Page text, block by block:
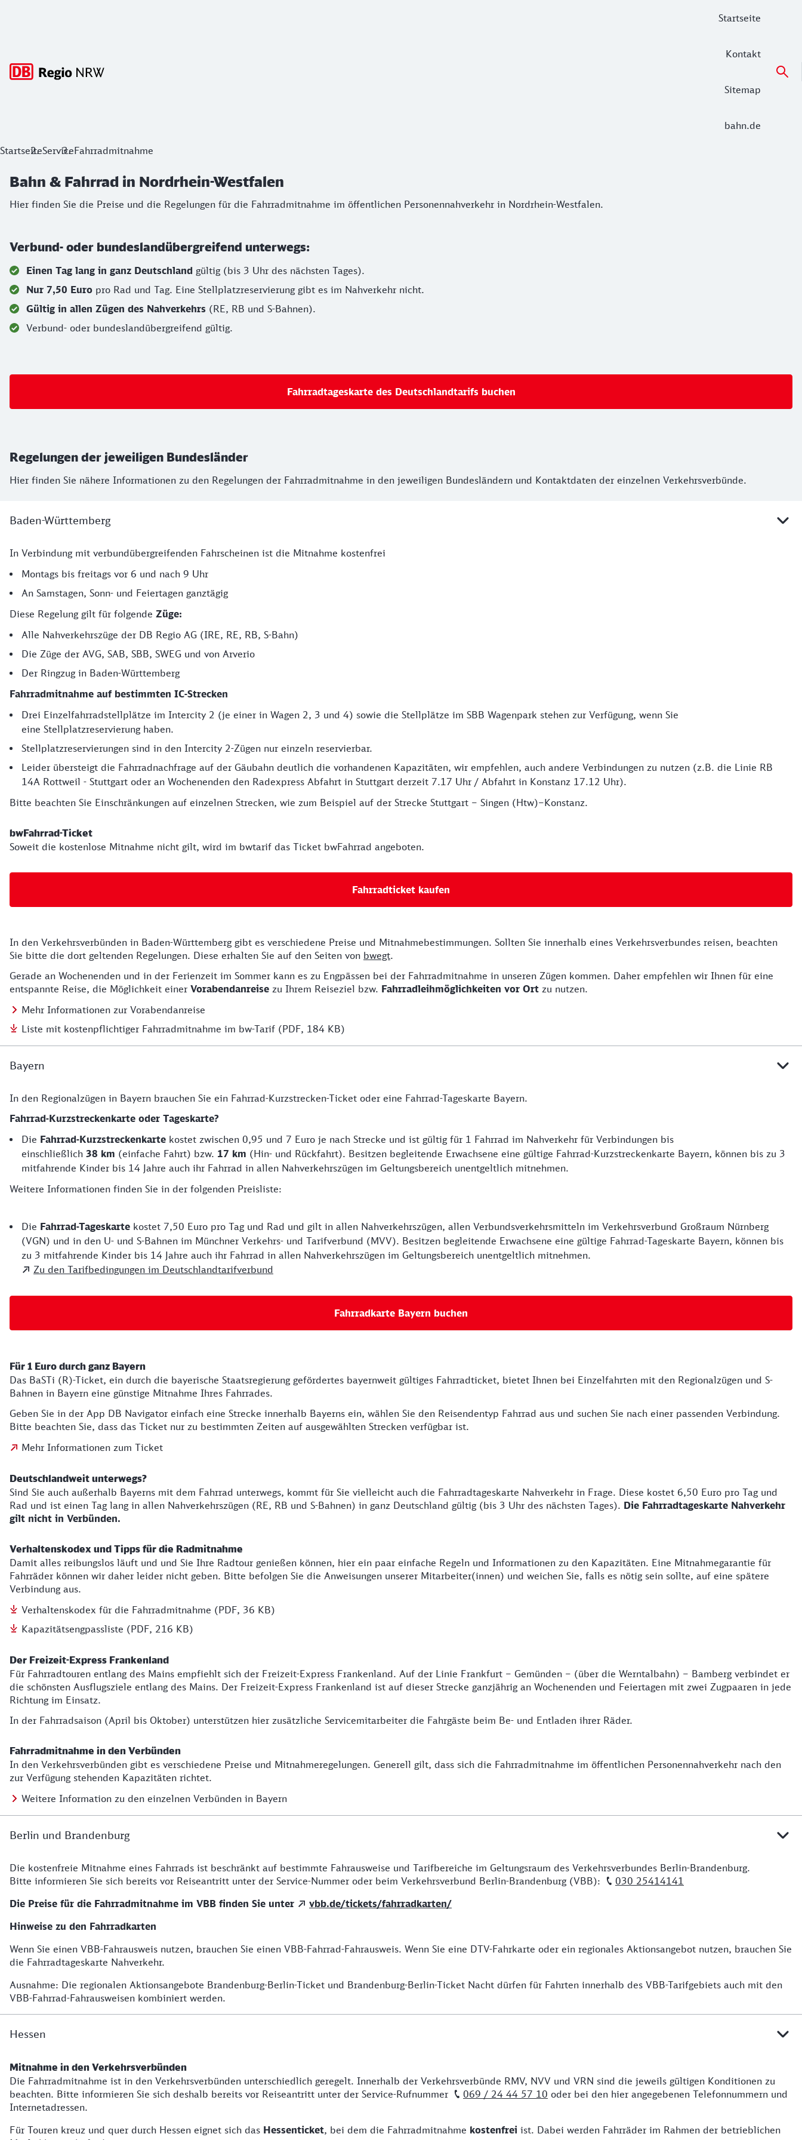
Startseite
Kontakt
Sitemap
bahn.de
Bahn & Fahrrad in Nordrhein-Westfalen
StartseiteServiceFahrradmitnahme
Bahn & Fahrrad in Nordrhein-Westfalen
Hier finden Sie die Preise und die Regelungen für die Fahrradmitnahme im öffentlichen Personennahverkehr in Nordrhein-Westfalen.
Verbund- oder bundeslandübergreifend unterwegs:
Einen Tag lang in ganz Deutschland gültig (bis 3 Uhr des nächsten Tages).
Nur 7,50 Euro pro Rad und Tag. Eine Stellplatzreservierung gibt es im Nahverkehr nicht.
Gültig in allen Zügen des Nahverkehrs (RE, RB und S-Bahnen).
Verbund- oder bundeslandübergreifend gültig.
Fahrradtageskarte des Deutschlandtarifs buchen
Regelungen der jeweiligen Bundesländer
Hier finden Sie nähere Informationen zu den Regelungen der Fahrradmitnahme in den jeweiligen Bundesländern und Kontaktdaten der einzelnen Verkehrsverbünde.
Baden-Württemberg
Details zur Fahrradmitnahme in Baden-Württemberg
In Verbindung mit verbundübergreifenden Fahrscheinen ist die Mitnahme kostenfrei
Montags bis freitags vor 6 und nach 9 Uhr
An Samstagen, Sonn- und Feiertagen ganztägig
Diese Regelung gilt für folgende Züge:
Alle Nahverkehrszüge der DB Regio AG (IRE, RE, RB, S-Bahn)
Die Züge der AVG, SAB, SBB, SWEG und von Arverio
Der Ringzug in Baden-Württemberg
Fahrradmitnahme auf bestimmten IC-Strecken
Drei Einzelfahrradstellplätze im Intercity 2 (je einer in Wagen 2, 3 und 4) sowie die Stellplätze im SBB Wagenpark stehen zur Verfügung, wenn Sie
eine Stellplatzreservierung haben.
Stellplatzreservierungen sind in den Intercity 2-Zügen nur einzeln reservierbar.
Leider übersteigt die Fahrradnachfrage auf der Gäubahn deutlich die vorhandenen Kapazitäten, wir empfehlen, auch andere Verbindungen zu nutzen (z.B. die Linie RB
14A Rottweil - Stuttgart oder an Wochenenden den Radexpress Abfahrt in Stuttgart derzeit 7.17 Uhr / Abfahrt in Konstanz 17.12 Uhr).
Bitte beachten Sie Einschränkungen auf einzelnen Strecken, wie zum Beispiel auf der Strecke Stuttgart – Singen (Htw)–Konstanz.
​​​​​​​bwFahrrad-Ticket
Soweit die kostenlose Mitnahme nicht gilt, wird im bwtarif das Ticket bwFahrrad angeboten.
Fahrradticket kaufen
Alle Infos
In den Verkehrsverbünden in Baden-Württemberg gibt es verschiedene Preise und Mitnahmebestimmungen. Sollten Sie innerhalb eines Verkehrsverbundes reisen, beachten
Sie bitte die dort geltenden Regelungen. Diese erhalten Sie auf den Seiten von bwegt.
Gerade an Wochenenden und in der Ferienzeit im Sommer kann es zu Engpässen bei der Fahrradmitnahme in unseren Zügen kommen. Daher empfehlen wir Ihnen für eine
entspannte Reise, die Möglichkeit einer Vorabendanreise zu Ihrem Reiseziel bzw. Fahrradleihmöglichkeiten vor Ort zu nutzen.
Mehr Informationen zur Vorabendanreise
Liste mit kostenpflichtiger Fahrradmitnahme im bw-Tarif (PDF, 184 KB)
Bayern
Zur Fahrradmitnahme in Bayern
In den Regionalzügen in Bayern brauchen Sie ein Fahrrad-Kurzstrecken-Ticket oder eine Fahrrad-Tageskarte Bayern.
Fahrrad-Kurzstreckenkarte oder Tageskarte?
Die Fahrrad-Kurzstreckenkarte kostet zwischen 0,95 und 7 Euro je nach Strecke und ist gültig für 1 Fahrrad im Nahverkehr für Verbindungen bis
einschließlich 38 km (einfache Fahrt) bzw. 17 km (Hin- und Rückfahrt). Besitzen begleitende Erwachsene eine gültige Fahrrad-Kurzstreckenkarte Bayern, können bis zu 3
mitfahrende Kinder bis 14 Jahre auch ihr Fahrrad in allen Nahverkehrszügen im Geltungsbereich unentgeltlich mitnehmen.
Weitere Informationen finden Sie in der folgenden Preisliste:
Fahrrad-Tageskarte
Die Fahrrad-Tageskarte kostet 7,50 Euro pro Tag und Rad und gilt in allen Nahverkehrszügen, allen Verbundsverkehrsmitteln im Verkehrsverbund Großraum Nürnberg
(VGN) und in den U- und S-Bahnen im Münchner Verkehrs- und Tarifverbund (MVV). Besitzen begleitende Erwachsene eine gültige Fahrrad-Tageskarte Bayern, können bis
zu 3 mitfahrende Kinder bis 14 Jahre auch ihr Fahrrad in allen Nahverkehrszügen im Geltungsbereich unentgeltlich mitnehmen.
Zu den Tarifbedingungen im Deutschlandtarifverbund
Fahrradkarte Bayern buchen
Für 1 Euro durch ganz Bayern
Das BaSTi (R)-Ticket, ein durch die bayerische Staatsregierung gefördertes bayernweit gültiges Fahrradticket, bietet Ihnen bei Einzelfahrten mit den Regionalzügen und S-
Bahnen in Bayern eine günstige Mitnahme Ihres Fahrrades.
Geben Sie in der App DB Navigator einfach eine Strecke innerhalb Bayerns ein, wählen Sie den Reisendentyp Fahrrad aus und suchen Sie nach einer passenden Verbindung.
Bitte beachten Sie, dass das Ticket nur zu bestimmten Zeiten auf ausgewählten Strecken verfügbar ist.
Mehr Informationen zum Ticket
Deutschlandweit unterwegs?
Sind Sie auch außerhalb Bayerns mit dem Fahrrad unterwegs, kommt für Sie vielleicht auch die Fahrradtageskarte Nahverkehr in Frage. Diese kostet 6,50 Euro pro Tag und
Rad und ist einen Tag lang in allen Nahverkehrszügen (RE, RB und S-Bahnen) in ganz Deutschland gültig (bis 3 Uhr des nächsten Tages). Die Fahrradtageskarte Nahverkehr
gilt nicht in Verbünden.
Verhaltenskodex und Tipps für die Radmitnahme
Damit alles reibungslos läuft und und Sie Ihre Radtour genießen können, hier ein paar einfache Regeln und Informationen zu den Kapazitäten. Eine Mitnahmegarantie für
Fahrräder können wir daher leider nicht geben. Bitte befolgen Sie die Anweisungen unserer Mitarbeiter(innen) und weichen Sie, falls es nötig sein sollte, auf eine spätere
Verbindung aus.
Verhaltenskodex für die Fahrradmitnahme (PDF, 36 KB)
Kapazitätsengpassliste (PDF, 216 KB)
Der Freizeit-Express Frankenland
Für Fahrradtouren entlang des Mains empfiehlt sich der Freizeit-Express Frankenland. Auf der Linie Frankfurt – Gemünden – (über die Werntalbahn) – Bamberg verbindet er
die schönsten Ausflugsziele entlang des Mains. Der Freizeit-Express Frankenland ist auf dieser Strecke ganzjährig an Wochenenden und Feiertagen mit zwei Zugpaaren in jede
Richtung im Einsatz.
In der Fahrradsaison (April bis Oktober) unterstützen hier zusätzliche Servicemitarbeiter die Fahrgäste beim Be- und Entladen ihrer Räder.
Fahrradmitnahme in den Verbünden
In den Verkehrsverbünden gibt es verschiedene Preise und Mitnahmeregelungen. Generell gilt, dass sich die Fahrradmitnahme im öffentlichen Personennahverkehr nach den
zur Verfügung stehenden Kapazitäten richtet.
Weitere Information zu den einzelnen Verbünden in Bayern
Berlin und Brandenburg
Fahrradmitnahme in Berlin und Brandenburg
Die kostenfreie Mitnahme eines Fahrrads ist beschränkt auf bestimmte Fahrausweise und Tarifbereiche im Geltungsraum des Verkehrsverbundes Berlin-Brandenburg.
Bitte informieren Sie sich bereits vor Reiseantritt unter der Service-Nummer oder beim Verkehrsverbund Berlin-Brandenburg (VBB):
030 25414141
Die Preise für die Fahrradmitnahme im VBB finden Sie unter
vbb.de/tickets/fahrradkarten/
Hinweise zu den Fahrradkarten
Wenn Sie einen VBB-Fahrausweis nutzen, brauchen Sie einen VBB-Fahrrad-Fahrausweis. Wenn Sie eine DTV-Fahrkarte oder ein regionales Aktionsangebot nutzen, brauchen Sie
die Fahrradtageskarte Nahverkehr.
Ausnahme: Die regionalen Aktionsangebote Brandenburg-Berlin-Ticket und Brandenburg-Berlin-Ticket Nacht dürfen für Fahrten innerhalb des VBB-Tarifgebiets auch mit den
VBB-Fahrrad-Fahrausweisen kombiniert werden.
Hessen
Mitnahme in den Verkehrsverbünden
Die Fahrradmitnahme ist in den Verkehrsverbünden unterschiedlich geregelt. Innerhalb der Verkehrsverbünde RMV, NVV und VRN sind die jeweils gültigen Konditionen zu
beachten. Bitte informieren Sie sich deshalb bereits vor Reiseantritt unter der Service-Rufnummer
069 / 24 44 57 10 oder bei den hier angegebenen Telefonnummern und
Internetadressen.
Für Touren kreuz und quer durch Hessen eignet sich das Hessenticket, bei dem die Fahrradmitnahme kostenfrei ist. Dabei werden Fahrräder im Rahmen der betrieblichen